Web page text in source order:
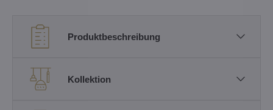
Produktbeschreibung
Kollektion